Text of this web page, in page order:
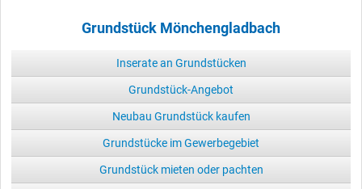
Grundstück Mönchengladbach
Inserate an Grundstücken
Grundstück-Angebot
Neubau Grundstück kaufen
Grundstücke im Gewerbegebiet
Grundstück mieten oder pachten